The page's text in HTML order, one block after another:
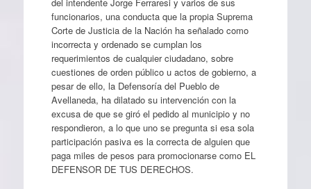
funcionarios, una conducta que la propia Suprema
Corte de Justicia de la Nación ha señalado como
incorrecta y ordenado se cumplan los
requerimientos de cualquier ciudadano, sobre
cuestiones de orden público u actos de gobierno, a
pesar de ello, la Defensoría del Pueblo de
Avellaneda, ha dilatado su intervención con la
excusa de que se giró el pedido al municipio y no
respondieron, a lo que uno se pregunta si esa sola
participación pasiva es la correcta de alguien que
paga miles de pesos para promocionarse como EL
DEFENSOR DE TUS DERECHOS.